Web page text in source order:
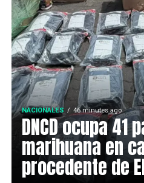
NACIONALES 46 minutes ago
DNCD ocupa 41
marihuana en
procedente de